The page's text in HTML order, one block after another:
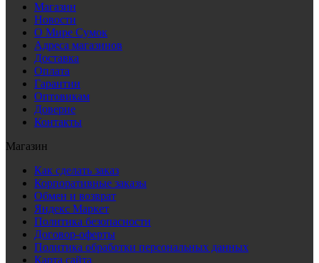
Магазин
Новости
О Мире Сумок
Адреса магазинов
Доставка
Оплата
Гарантии
Оптовикам
Доверие
Контакты
Магазин
Как сделать заказ
Корпоративные заказы
Обмен и возврат
Яндекс Маркет
Политика безопасности
Договор-оферты
Политика обработки персональных данных
Карта сайта